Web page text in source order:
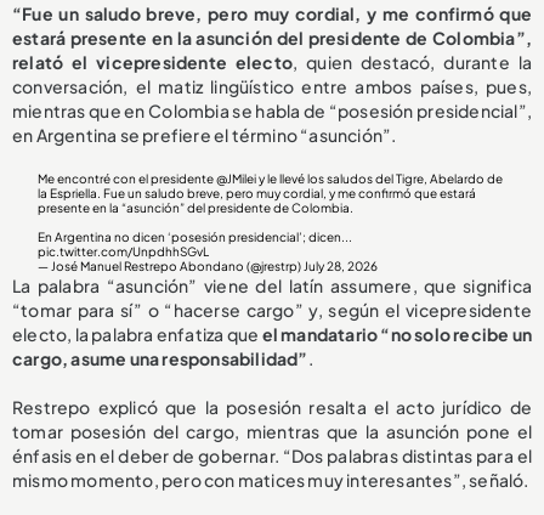
“Fue un saludo breve, pero muy cordial, y me confirmó que
estará presente en la asunción del presidente de Colombia”,
relató el vicepresidente electo, quien destacó, durante la
conversación, el matiz lingüístico entre ambos países, pues,
mientras que en Colombia se habla de “posesión presidencial”,
en Argentina se prefiere el término “asunción”.
Me encontré con el presidente@JMileiy le llevé los saludos del Tigre, Abelardo de
la Espriella. Fue un saludo breve, pero muy cordial, y me confirmó que estará
presente en la “asunción” del presidente de Colombia.
En Argentina no dicen ‘posesión presidencial’; dicen...
pic.twitter.com/UnpdhhSGvL
— José Manuel Restrepo Abondano (@jrestrp) July 28, 2026
La palabra “asunción” viene del latín assumere, que significa
“tomar para sí” o “hacerse cargo” y, según el vicepresidente
electo, la palabra enfatiza que el mandatario “no solo recibe un
cargo, asume una responsabilidad”.
Restrepo explicó que la posesión resalta el acto jurídico de
tomar posesión del cargo, mientras que la asunción pone el
énfasis en el deber de gobernar. “Dos palabras distintas para el
mismo momento, pero con matices muy interesantes”, señaló.